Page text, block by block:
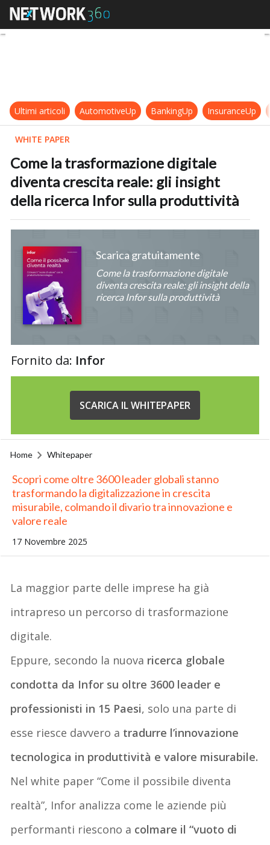
Come la trasformazione digitale
Ultimi articoli AutomotiveUp BankingUp InsuranceUp
WHITE PAPER
Come la trasformazione digitale
diventa crescita reale: gli insight
della ricerca Infor sulla produttività
Scarica gratuitamente
Come la trasformazione digitale
diventa crescita reale: gli insight della
ricerca Infor sulla produttività
Fornito da: Infor
SCARICA IL WHITEPAPER
Home Whitepaper
Scopri come oltre 3600 leader globali stanno
trasformando la digitalizzazione in crescita
misurabile, colmando il divario tra innovazione e
valore reale
17 Novembre 2025
La maggior parte delle imprese ha già
intrapreso un percorso di trasformazione
digitale.
Eppure, secondo la nuova ricerca globale
condotta da Infor su oltre 3600 leader e
professionisti in 15 Paesi, solo una parte di
esse riesce davvero a tradurre l’innovazione
tecnologica in produttività e valore misurabile.
Nel white paper“Come il possibile diventa
realtà”, Infor analizza come le aziende più
performanti riescono a colmare il “vuoto di